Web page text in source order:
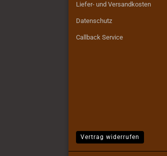
Liefer- und Versandkosten
Datenschutz
Callback Service
Vertrag widerrufen